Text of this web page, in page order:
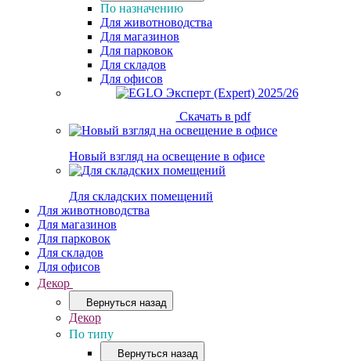
По назначению
Для животноводства
Для магазинов
Для парковок
Для складов
Для офисов
Скачать в pdf
Новый взгляд на освещение в офисе
Для складских помещений
Для животноводства
Для магазинов
Для парковок
Для складов
Для офисов
Декор
Вернуться назад
Декор
По типу
Вернуться назад